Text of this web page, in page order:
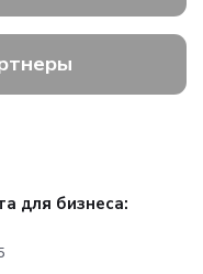
для бизнеса: